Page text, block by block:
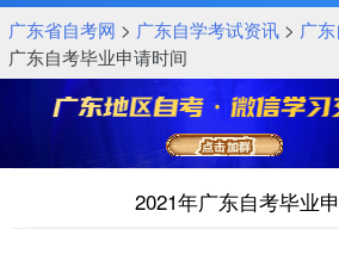
广东省自考网 > 广东自学考试资讯> 广
广东自考毕业申请时间
2021年广东自考毕业